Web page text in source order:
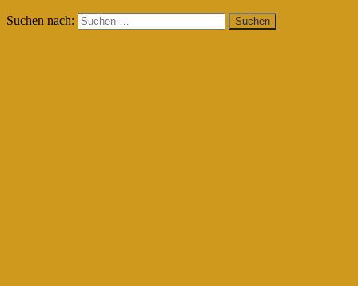
Suchen nach: